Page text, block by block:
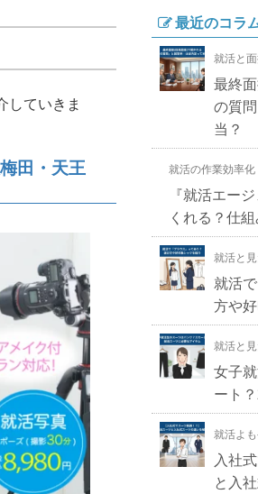
していきま
田・天王
最近のコラ
就活と
最終
の質
当？
就活の作業効率化
『就活エー
くれる？仕
就活と
就活
方や
就活と
女子
ート
就活よも
入社
と入